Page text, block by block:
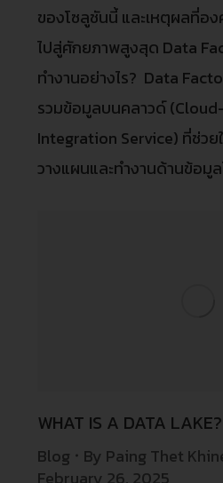
ของโซลูชันนี้ และเหตุผลที่อง
ไปสู่ศักยภาพสูงสุด Data
ทำงานอย่างไร? Data
รวมข้อมูลบนคลาวด์
Integration Service) ที่ช่วย
วางแผนและทำงานด้านข้อมู
WHAT IS A DATA LAKE?
Blog By Paing Thet
February 26, 2025